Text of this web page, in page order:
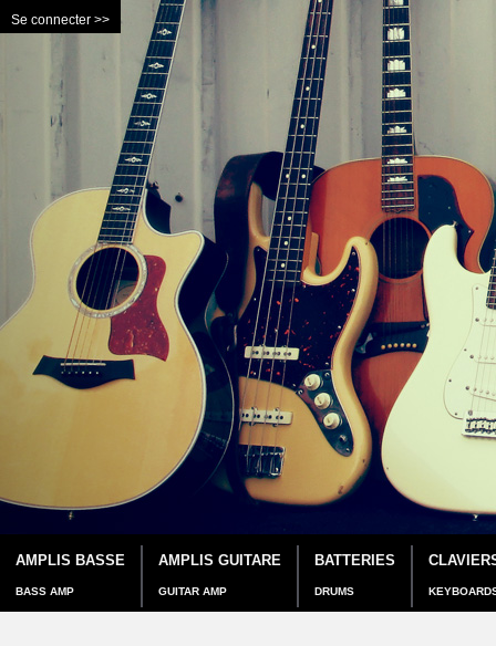
Se connecter >>
AMPLIS BASSE
BASS AMP
AMPLIS GUITARE
GUITAR AMP
BATTERIES
DRUMS